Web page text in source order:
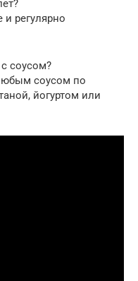
регулярно
соусом?
соусом по
йогуртом или